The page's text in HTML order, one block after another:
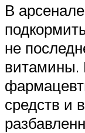
В
не
витамины.
средств и